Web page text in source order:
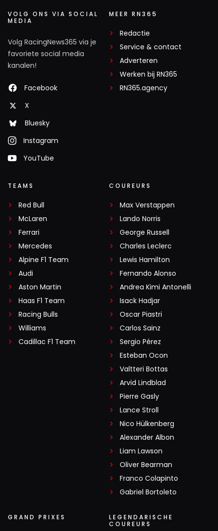
VOLG ONS VIA SOCIAL
MEDIA
Volg RacingNews365 via je
favoriete social media
kanalen!
Facebook
X
Bluesky
Instagram
YouTube
MEER RN365
Redactie
Service & contact
Adverteren
Werken bij RN365
RN365.agency
TEAMS
Red Bull
McLaren
Ferrari
Mercedes
Alpine F1 Team
Audi
Aston Martin
Haas F1 Team
Racing Bulls
Williams
Cadillac F1 Team
COUREURS
Max Verstappen
Lando Norris
George Russell
Charles Leclerc
Lewis Hamilton
Fernando Alonso
Andrea Kimi Antonelli
Isack Hadjar
Oscar Piastri
Carlos Sainz
Sergio Pérez
Esteban Ocon
Valtteri Bottas
Arvid Lindblad
Pierre Gasly
Lance Stroll
Nico Hülkenberg
Alexander Albon
Liam Lawson
Oliver Bearman
Franco Colapinto
Gabriel Bortoleto
GRAND PRIXES
LEGENDARISCHE
COUREURS